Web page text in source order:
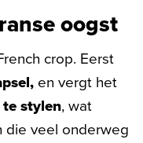
oogst
crop. Eerst
en vergt het
stylen, wat
die veel onderweg